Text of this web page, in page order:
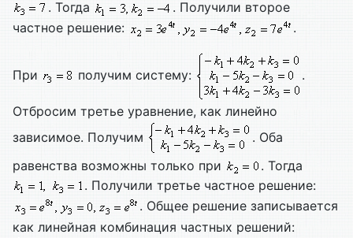
. Тогда
. Получили второе
частное решение:
.
При получим систему: .
Отбросим третье уравнение, как линейно
зависимое. Получим
. Оба
равенства возможны только при
. Тогда
. Получили третье частное решение:
. Общее решение записывается
как линейная комбинация частных решений: